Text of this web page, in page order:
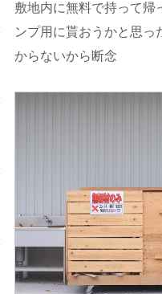
敷地内に無料で持って帰
ンプ用に貰おうかと思っ
からないから断念